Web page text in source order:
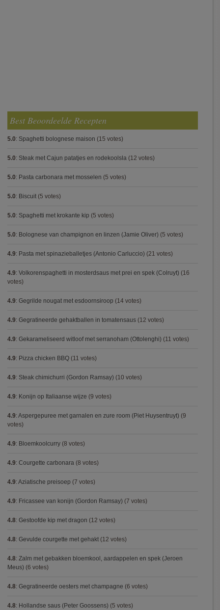
Best Beoordeelde Recepten
5.0: Spaghetti bolognese maison (15 votes)
5.0: Steak met Cajun patatjes en rodekoolsla (12 votes)
5.0: Pasta carbonara met mosselen (5 votes)
5.0: Biscuit (5 votes)
5.0: Spaghetti met krokante kip (5 votes)
5.0: Bolognese van champignon en linzen (Jamie Oliver) (5 votes)
4.9: Pasta met spinazieballetjes (Antonio Carluccio) (21 votes)
4.9: Volkorenspaghetti in mosterdsaus met prei en spek (Colruyt) (16
votes)
4.9: Gegrilde nougat met esdoornsiroop (14 votes)
4.9: Gegratineerde gehaktballen in tomatensaus (12 votes)
4.9: Gekarameliseerd witloof met serranoham (Ottolenghi) (11 votes)
4.9: Pizza chicken BBQ (11 votes)
4.9: Steak chimichurri (Gordon Ramsay) (10 votes)
4.9: Konijn op Italiaanse wijze (9 votes)
4.9: Aspergepuree met garnalen en zure room (Piet Huysentruyt) (9
votes)
4.9: Bloemkoolcurry (8 votes)
4.9: Courgette carbonara (8 votes)
4.9: Aziatische preisoep (7 votes)
4.9: Fricassee van konijn (Gordon Ramsay) (7 votes)
4.8: Gestoofde kip met dragon (12 votes)
4.8: Gevulde courgette met gehakt (12 votes)
4.8: Zalm met gebakken bloemkool, aardappelen en spek (Jeroen
Meus) (6 votes)
4.8: Gegratineerde oesters met champagne (6 votes)
4.8: Hollandse saus (Peter Goossens) (5 votes)